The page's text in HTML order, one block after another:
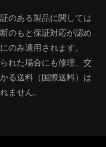
のある製品に関しては
のもと保証対応が認め
のみ適用されます。
れた場合にも修理、交
る送料（国際送料）は
ません。